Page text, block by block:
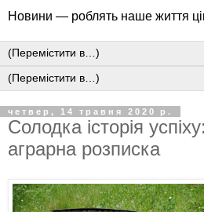
Новини — роблять наше життя
четвер, 14 травня 2020 р.
Солодка історія
аграрна розписка